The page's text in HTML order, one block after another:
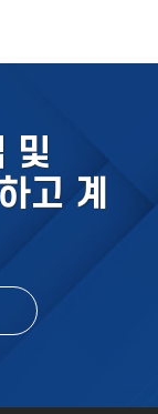
및
고 계